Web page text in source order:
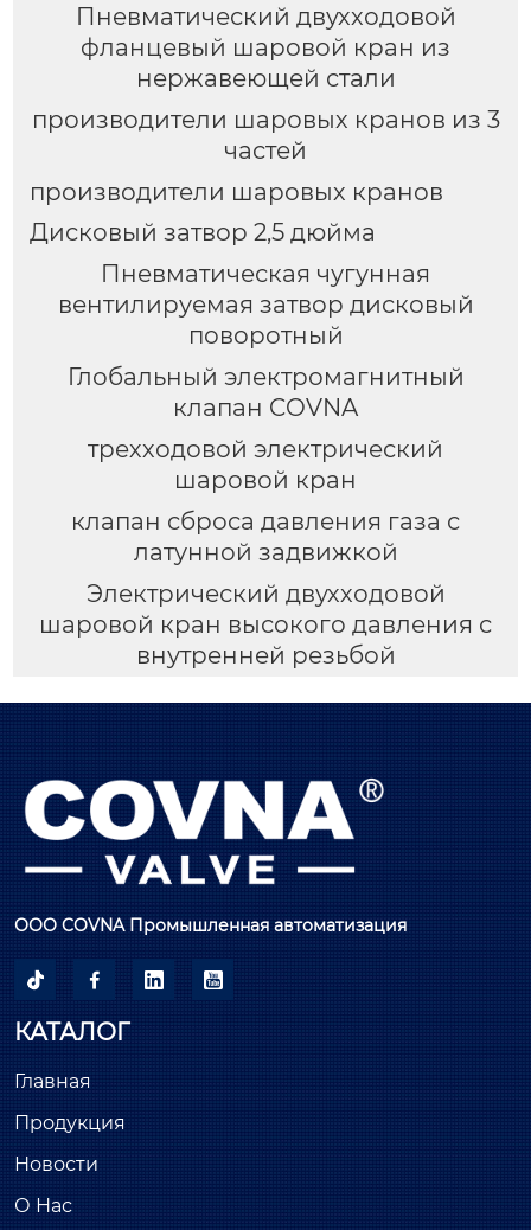
Пневматический двухходовой
фланцевый шаровой кран из
нержавеющей стали
производители шаровых кранов из 3
частей
производители шаровых кранов
Дисковый затвор 2,5 дюйма
Пневматическая чугунная
вентилируемая затвор дисковый
поворотный
Глобальный электромагнитный
клапан COVNA
трехходовой электрический
шаровой кран
клапан сброса давления газа с
латунной задвижкой
Электрический двухходовой
шаровой кран высокого давления с
внутренней резьбой
ООО COVNA Промышленная автоматизация
   
КАТАЛОГ
Главная
Продукция
Новости
О Нас